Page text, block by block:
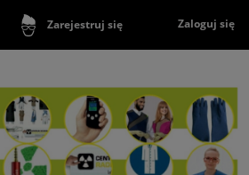
Zarejestruj się Zaloguj się